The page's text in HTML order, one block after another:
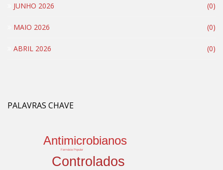
JUNHO 2026 (0)
MAIO 2026 (0)
ABRIL 2026 (0)
PALAVRAS CHAVE
Controlados
Antimicrobianos
Farmácia Popular